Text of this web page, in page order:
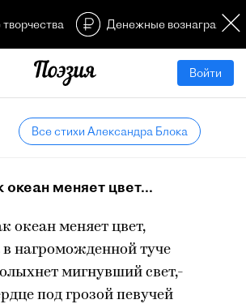
Денежные
Войти
Все стихи Александра Блока
океан меняет цвет...
океан меняет цвет,
в нагроможденной туче
мигнувший свет,-
под грозой певучей